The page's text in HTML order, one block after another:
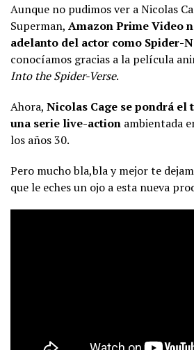
Aunque no pudimos ver a Nicolas
Superman, Amazon Prime Video
adelanto del actor como Spider-
conocíamos gracias a la película
Into the Spider-Verse.
Ahora, Nicolas Cage se pondrá el
una serie live-action ambientada
los años 30.
Pero mucho bla,bla y mejor te
que le eches un ojo a esta nueva